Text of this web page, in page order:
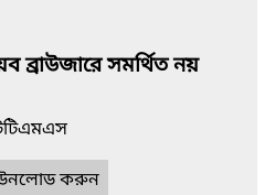
ব্রাউজারে সমর্থিত নয়
করুন